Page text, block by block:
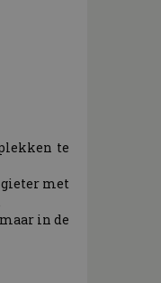
te
gieter met
in de